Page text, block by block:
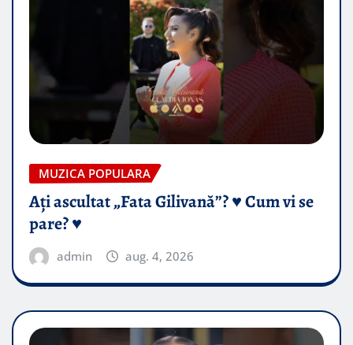
MUZICA POPULARA
Ați ascultat „Fata Gilivană”? ♥️ Cum vi se
pare? ♥️
admin aug. 4, 2026